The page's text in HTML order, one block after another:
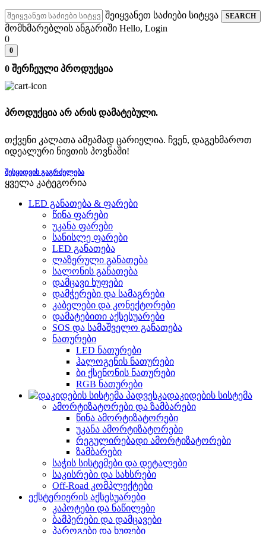
შეიყვანეთ საძიები სიტყვა SEARCH
მომხმარებლის ანგარიში Hello, Login
0
0
0 შერჩეული პროდუქცია
პროდუქცია არ არის დამატებული.
თქვენი კალათა ამჟამად ცარიელია. ჩვენ, დაგეხმაროთ
იდეალური ნივთის პოვნაში!
ᲨᲔᲡᲧᲘᲓᲕᲘᲡ ᲒᲐᲒᲠᲫᲔᲚᲔᲑᲐ
ყველა კატეგორია
LED განათება & ფარები
წინა ფარები
უკანა ფარები
სანისლე ფარები
LED განათება
ლაზერული განათება
სალონის განათება
დამცავი ხუფები
დამჭერები და სამაგრები
კაბელები და კონექტორები
დამატებითი აქსესუარები
SOS და სამაშველო განათება
ნათურები
LED ნათურები
ჰალოგენის ნათურები
ბი ქსენონის ნათურები
RGB ნათურები
დაკიდების სისტემა
ამორტიზატორები და ზამბარები
წინა ამორტიზატორები
უკანა ამორტიზატორები
რეგულირებადი ამორტიზატორები
ზამბარები
საჭის სისტემები და დეტალები
საკისრები და სახსრები
Off-Road კომპლექტები
ექსტერიერის აქსესუარები
კაპოტები და ნაწილები
ბამპერები და დამცავები
პაროგები და ხუფები